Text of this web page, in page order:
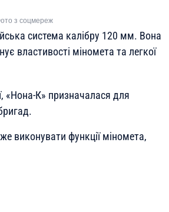
з соцмереж
система калібру 120 мм. Вона
властивості міномета та легкої
«Нона-К» призначалася для
виконувати функції міномета,